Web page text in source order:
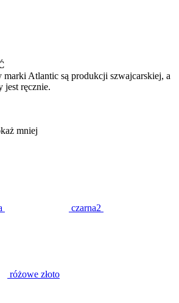
marki Atlantic są produkcji szwajcarskiej, a
jest ręcznie.
mniej
czarna2
różowe złoto